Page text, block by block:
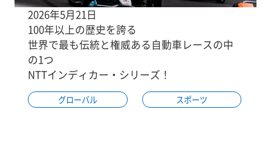
2026年5月21日
100年以上の歴史を誇る
世界で最も伝統と権威ある自動車レースの中
の1つ
NTTインディカー・シリーズ！
グローバル スポーツ